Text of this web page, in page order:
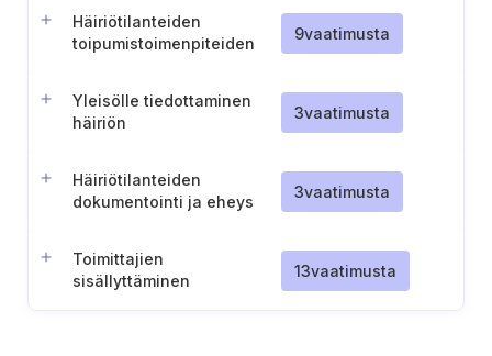
Häiriötilanteiden
toipumistoimenpiteiden
9vaatimusta
Yleisölle tiedottaminen
häiriön
3vaatimusta
Häiriötilanteiden
dokumentointi ja eheys
3vaatimusta
Toimittajien
sisällyttäminen
13vaatimusta